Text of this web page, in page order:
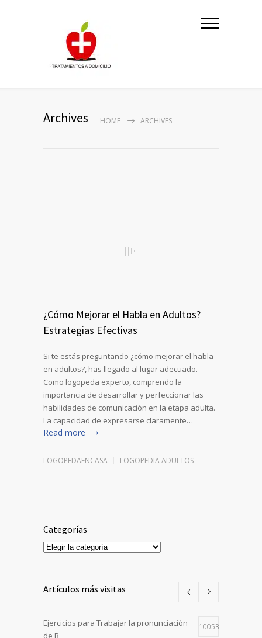
Archives HOME ARCHIVES
¿Cómo Mejorar el Habla en Adultos?
Estrategias Efectivas
Si te estás preguntando ¿cómo mejorar el habla
en adultos?, has llegado al lugar adecuado.
Como logopeda experto, comprendo la
importancia de desarrollar y perfeccionar las
habilidades de comunicación en la etapa adulta.
La capacidad de expresarse claramente…
Read more
LOGOPEDAENCASA LOGOPEDIA ADULTOS
Categorías
Categorías
Artículos más visitas
Ejercicios para Trabajar la pronunciación
de R
10053